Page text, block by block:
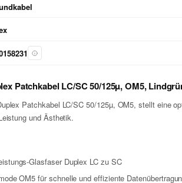
Patchkabel LC/SC 50/125µ, OM5,
Patchkabel LC/SC 50/125µ, OM5, stellt eine
und Ästhetik.
Glasfaser Duplex LC zu SC
OM5 für schnelle und effiziente